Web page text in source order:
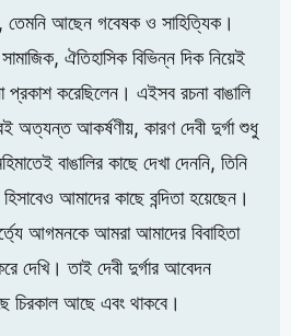
তেমনি আছেন গবেষক ও সাহিত্যিক।
সামাজিক, ঐতিহাসিক বিভিন্ন দিক নিয়েই
করেছিলেন। এইসব রচনা বাঙালি
অত্যন্ত আকর্ষণীয়, কারণ দেবী দুর্গা শুধু
বাঙালির কাছে দেখা দেননি, তিনি
আমাদের কাছে বন্দিতা হয়েছেন।
মর্ত্যে আগমনকে আমরা আমাদের বিবাহিতা
দেখি। তাই দেবী দুর্গার আবেদন
চিরকাল আছে এবং থাকবে।